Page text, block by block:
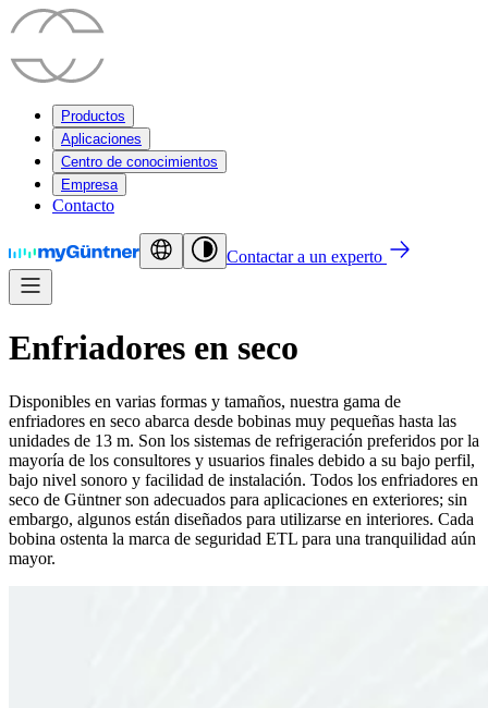
Productos
Aplicaciones
Centro de conocimientos
Empresa
Contacto
Contactar a un experto
Enfriadores en seco
Disponibles en varias formas y tamaños, nuestra gama de
enfriadores en seco abarca desde bobinas muy pequeñas hasta las
unidades de 13 m. Son los sistemas de refrigeración preferidos por la
mayoría de los consultores y usuarios finales debido a su bajo perfil,
bajo nivel sonoro y facilidad de instalación. Todos los enfriadores en
seco de Güntner son adecuados para aplicaciones en exteriores; sin
embargo, algunos están diseñados para utilizarse en interiores. Cada
bobina ostenta la marca de seguridad ETL para una tranquilidad aún
mayor.